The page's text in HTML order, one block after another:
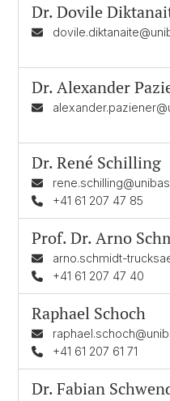
Dr.Dovile
Dr.Alexander
Dr.René Schilling
+41 61 207 47 85
Prof. Dr.Arno
arno.schmidt-
+41 61 207 47 40
Raphael Schoch
+41 61 207 61 71
Dr.Fabian